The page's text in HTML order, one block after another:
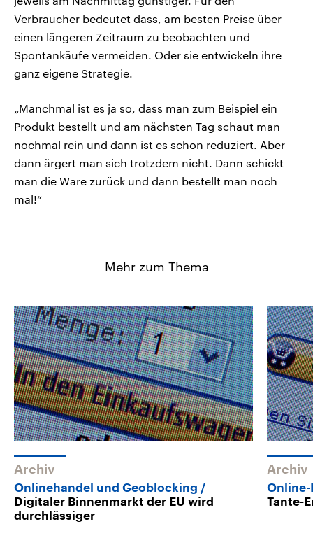
Verbraucher bedeutet dass, am besten Preise über
einen längeren Zeitraum zu beobachten und
Spontankäufe vermeiden. Oder sie entwickeln ihre
ganz eigene Strategie.
„Manchmal ist es ja so, dass man zum Beispiel ein
Produkt bestellt und am nächsten Tag schaut man
nochmal rein und dann ist es schon reduziert. Aber
dann ärgert man sich trotzdem nicht. Dann schickt
man die Ware zurück und dann bestellt man noch
mal!“
Mehr zum Thema
Archiv
Onlinehandel und Geoblocking
Digitaler Binnenmarkt der EU wird
durchlässiger
Archiv
Online-
Tante-